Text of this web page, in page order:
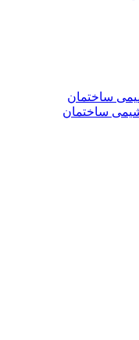
ساختمان
ساختمان